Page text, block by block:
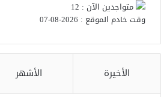
متواجدين الآن : 12
وقت خادم الموقع : 2026-08-07
الأخيرة الأشهر